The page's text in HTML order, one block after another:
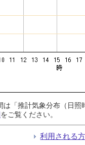
「推計気象分布（日
をご覧ください。
利用される